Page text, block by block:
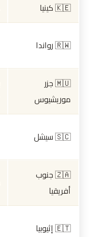
🇰🇪 كينيا
🇷🇼 رواندا
🇲🇺 جزر
موريشيوس
🇸🇨 سيشل
🇿🇦 جنوب
أفريقيا
🇪🇹 إثيوبيا